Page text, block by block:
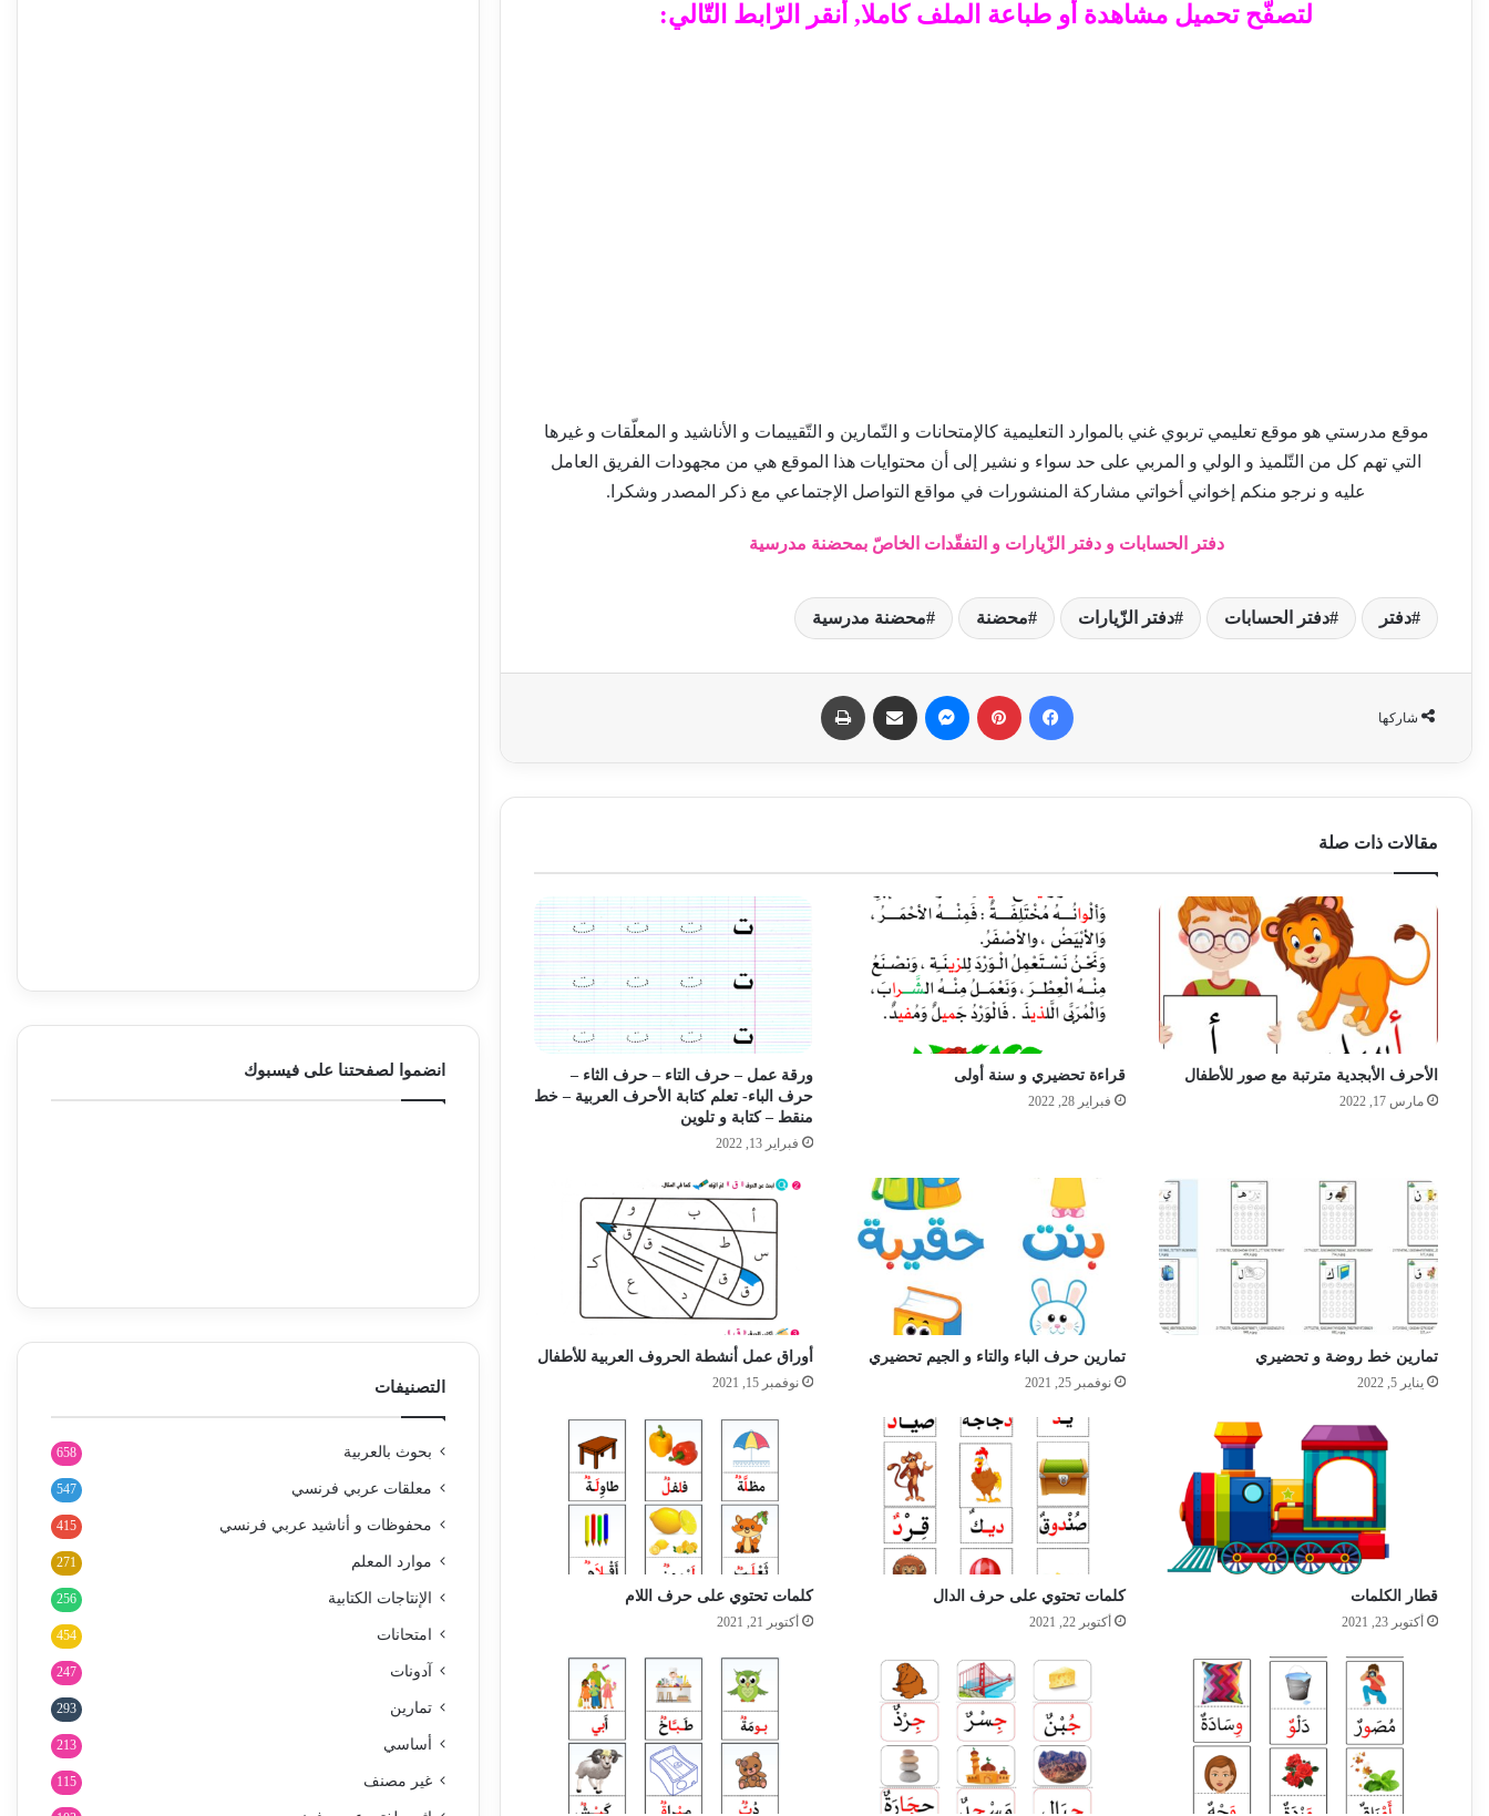
لتصفّح تحميل مشاهدة أو طباعة الملف كاملا, أنقر الرّابط التّالي:
موقع مدرستي هو موقع تعليمي تربوي غني بالموارد التعليمية كالإمتحانات و التّمارين و التّقييمات و الأناشيد و المعلّقات و غيرها
التي تهم كل من التّلميذ و الولي و المربي على حد سواء و نشير إلى أن محتوايات هذا الموقع هي من مجهودات الفريق العامل
عليه و نرجو منكم إخواني أخواتي مشاركة المنشورات في مواقع التواصل الإجتماعي مع ذكر المصدر وشكرا.
دفتر الحسابات و دفتر الزّيارات و التفقّدات الخاصّ بمحضنة مدرسية
دفتر دفتر الحسابات دفتر الزّيارات محضنة محضنة مدرسية
شاركها
مقالات ذات صلة
الأحرف الأبجدية مترتبة مع صور للأطفال
مارس 17, 2022
قراءة تحضيري و سنة أولى
فبراير 28, 2022
ورقة عمل – حرف التاء – حرف الثاء –
حرف الباء- تعلم كتابة الأحرف العربية – خط
منقط – كتابة و تلوين
فبراير 13, 2022
تمارين خط روضة و تحضيري
يناير 5, 2022
تمارين حرف الباء والتاء و الجيم تحضيري
نوفمبر 25, 2021
أوراق عمل أنشطة الحروف العربية للأطفال
نوفمبر 15, 2021
قطار الكلمات
أكتوبر 23, 2021
كلمات تحتوي على حرف الدال
أكتوبر 22, 2021
كلمات تحتوي على حرف اللام
أكتوبر 21, 2021
انضموا لصفحتنا على فيسبوك
التصنيفات
بحوث بالعربية 658
معلقات عربي فرنسي 547
محفوظات و أناشيد عربي فرنسي 415
موارد المعلم 271
الإنتاجات الكتابية 256
امتحانات 454
آدونات 247
تمارين 293
أساسي 213
غير مصنف 115